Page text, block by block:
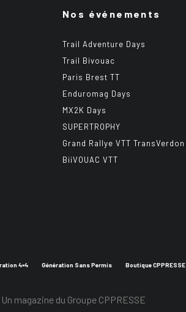
Nos événements
Trail Adventure Days
Trail Bivouac
Paris Brest TT
Enduromag Days
MX2K Days
SUPERTROPHY
Grand Rallye VTT TransVerdon
BiiVOUAC VTT
4×4 Génération Sans Permis Boutique CPPRESSE
magazine du Groupe CPPRESSE